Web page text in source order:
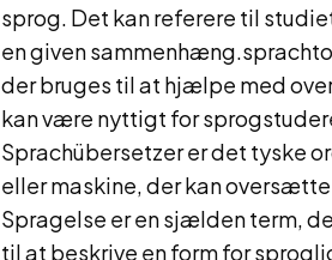
sprog. Det kan referere til
en given
der bruges til at hjælpe med
kan være nyttigt for
Sprachübersetzer er det tyske
eller maskine, der kan
Spragelse er en sjælden term,
til at beskrive en form for